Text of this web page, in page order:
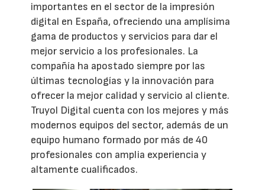
importantes en el sector de la impresión
digital en España, ofreciendo una amplísima
gama de productos y servicios para dar el
mejor servicio a los profesionales. La
compañía ha apostado siempre por las
últimas tecnologías y la innovación para
ofrecer la mejor calidad y servicio al cliente.
Truyol Digital cuenta con los mejores y más
modernos equipos del sector, además de un
equipo humano formado por más de 40
profesionales con amplia experiencia y
altamente cualificados.